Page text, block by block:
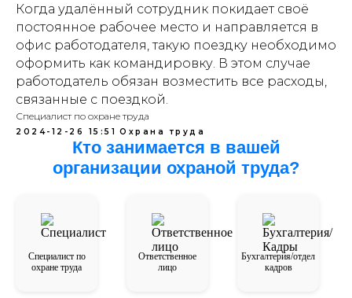
Когда удалённый сотрудник покидает своё
постоянное рабочее место и направляется в
офис работодателя, такую поездку необходимо
оформить как командировку. В этом случае
работодатель обязан возместить все расходы,
связанные с поездкой.
Специалист по охране труда
2024-12-26 15:51 Охрана труда
Кто занимается в вашей
организации охраной труда?
Специалист по
охране труда
Ответственное
лицо
Бухгалтерия/отдел
кадров